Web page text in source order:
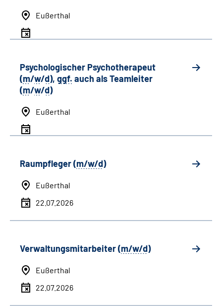
Eußerthal
Psychologischer Psychotherapeut
(m/w/d), ggf. auch alsTeamleiter
(m/w/d)
Eußerthal
Raumpfleger (m/w/d)
Eußerthal
22.07.2026
Verwaltungsmitarbeiter (m/w/d)
Eußerthal
22.07.2026